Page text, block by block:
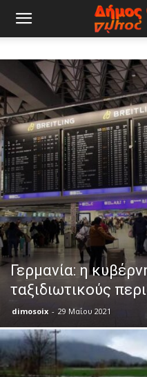
Οιχαλία
Τρικάλων
Δήμος
Φαρκαδόνας
Γερμανία: η
ταξιδιωτικούς
dimosoix - 29 Μαΐου 2021